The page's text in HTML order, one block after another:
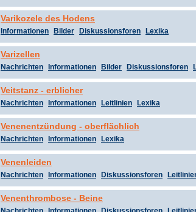
Varikozele des Hodens
Informationen Bilder Diskussionsforen Lexika
Varizellen
Nachrichten Informationen Bilder Diskussionsforen
Veitstanz - erblicher
Nachrichten Informationen Leitlinien Lexika
Venenentzündung - oberflächlich
Nachrichten Informationen Lexika
Venenleiden
Nachrichten Informationen Diskussionsforen
Venenthrombose - Beine